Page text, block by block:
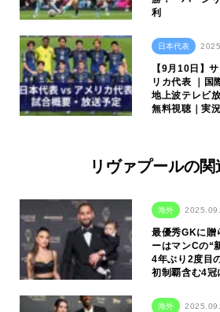
利
日本代表
【9月10日】
リカ代表 ｜国
地上波テレビ
無料視聴｜実
リヴァプールの
海外
最優秀GKに贈
ーはマンCの“
4年ぶり2度目
初制覇含む4冠
海外